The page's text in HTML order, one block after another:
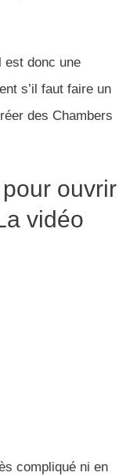
est donc une
s’il faut faire un
des Chambers
ouvrir
vidéo
compliqué ni en